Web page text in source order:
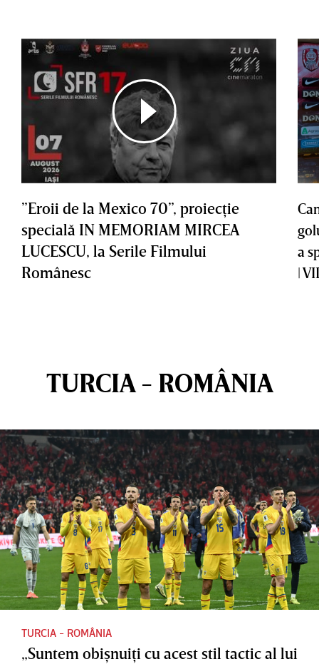
”Eroii de la Mexico 70”, proiecţie
specială IN MEMORIAM MIRCEA
LUCESCU, la Serile Filmului
Românesc
a
|
TURCIA - ROMÂNIA
TURCIA - ROMÂNIA
„Suntem obişnuiţi cu acest stil tactic al lui